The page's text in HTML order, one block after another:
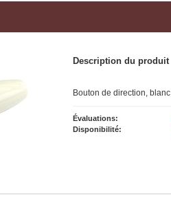
Description du produit
Bouton de direction, blanc
Évaluations:
Disponibilité: